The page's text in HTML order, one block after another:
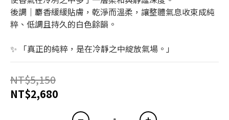
後調｜麝香緩緩貼膚，乾淨而溫柔，讓整體氣息收束成純
粹、低調且持久的白色餘韻。
✨ 「真正的純粹，是在冷靜之中綻放氣場。」
NT$5,150
NT$2,680